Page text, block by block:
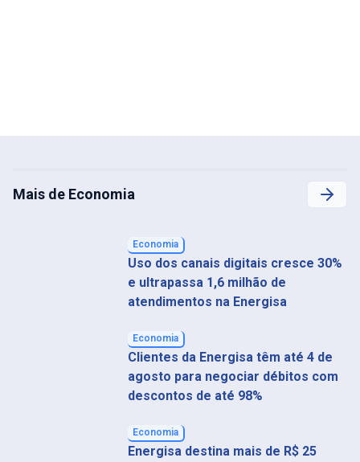
Mais de Economia
Economia
Uso dos canais digitais cresce 30%
e ultrapassa 1,6 milhão de
atendimentos na Energisa
Economia
Clientes da Energisa têm até 4 de
agosto para negociar débitos com
descontos de até 98%
Economia
Energisa destina mais de R$ 25